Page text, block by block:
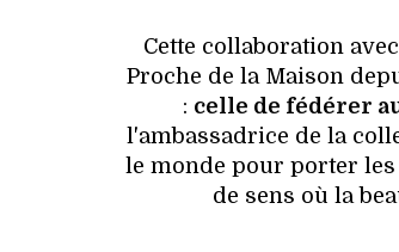
Cette collaboration avec
Proche de la Maison
: celle de fédérer
l'ambassadrice de la
le monde pour porter les
de sens où la